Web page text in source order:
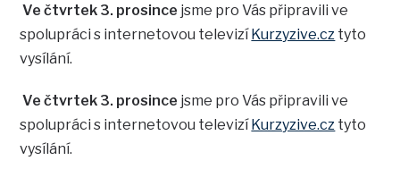
Ve čtvrtek 3. prosince jsme pro Vás připravili ve
spolupráci s internetovou televizí Kurzyzive.cz tyto
vysílání.
Ve čtvrtek 3. prosince jsme pro Vás připravili ve
spolupráci s internetovou televizí Kurzyzive.cz tyto
vysílání.